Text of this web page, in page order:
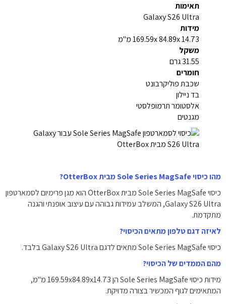
תאימות
Galaxy S26 Ultra
מידות
169.59x 84.89x 14.73 מ"מ
משקל
31.55 גרם
חומרים
שכבת פוליקרבונט
בד ניילון
אלסטומר תרמופלסטי
מגנטים
מהו כיסוי Sole Series MagSafe מבית OtterBox?
כיסוי Sole Series MagSafe מבית OtterBox הוא מגן פרימיום לסמארטפון
Galaxy S26 Ultra, המשלב עמידות גבוהה עם עיצוב אופנתי והגנה
מתקדמת.
לאיזה דגם טלפון מתאים הכיסוי?
כיסוי Sole Series MagSafe מתאים לדגם Galaxy S26 Ultra בלבד.
מהם הממדים של הכיסוי?
מידות כיסוי Sole Series MagSafe הן ‎169.59‎x‎84.89‎x‎14.73‎ מ"מ,
המתאימים לגוף המכשיר בצורה מדויקת.